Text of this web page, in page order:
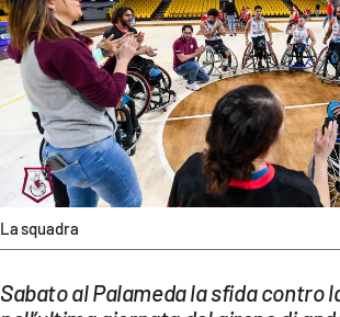
EVENTI
SPORT
Streaming
LAC TV
LAC NETWORK
La squadra
Sabato al Palameda la sfida contro